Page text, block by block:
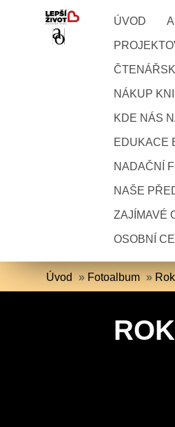
ÚVOD
NÁKUP
KDE NÁS
EDUKACE
NADAČNÍ
NAŠE
ZAJÍMAVÉ
OSOBNÍ
Úvod » Fotoalbum »